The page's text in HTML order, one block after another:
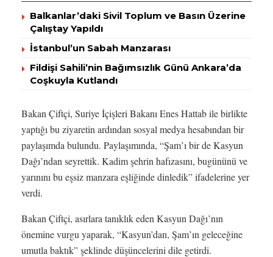
Balkanlar’daki Sivil Toplum ve Basın Üzerine
Çalıştay Yapıldı
İstanbul’un Sabah Manzarası
Fildişi Sahili’nin Bağımsızlık Günü Ankara’da
Coşkuyla Kutlandı
Bakan Çiftçi, Suriye İçişleri Bakanı Enes Hattab ile birlikte
yaptığı bu ziyaretin ardından sosyal medya hesabından bir
paylaşımda bulundu. Paylaşımında, “Şam’ı bir de Kasyun
Dağı’ndan seyrettik. Kadim şehrin hafızasını, bugününü ve
yarınını bu eşsiz manzara eşliğinde dinledik” ifadelerine yer
verdi.
Bakan Çiftçi, asırlara tanıklık eden Kasyun Dağı’nın
önemine vurgu yaparak, “Kasyun’dan, Şam’ın geleceğine
umutla baktık” şeklinde düşüncelerini dile getirdi.